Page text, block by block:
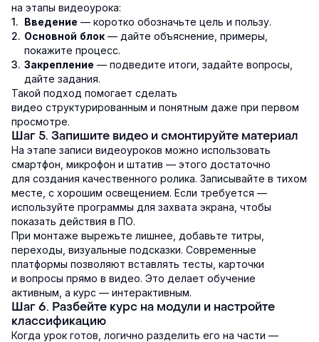
на этапы видеоурока:
Введение — коротко обозначьте цель и пользу.
Основной блок — дайте объяснение, примеры,
покажите процесс.
Закрепление — подведите итоги, задайте вопросы,
дайте задания.
Такой подход помогает сделать
видео структурированным и понятным даже при первом
просмотре.
Шаг 5. Запишите видео и смонтируйте материал
На этапе записи видеоуроков можно использовать
смартфон, микрофон и штатив — этого достаточно
для создания качественного ролика. Записывайте в тихом
месте, с хорошим освещением. Если требуется —
используйте программы для захвата экрана, чтобы
показать действия в ПО.
При монтаже вырежьте лишнее, добавьте титры,
переходы, визуальные подсказки. Современные
платформы позволяют вставлять тесты, карточки
и вопросы прямо в видео. Это делает обучение
активным, а курс — интерактивным.
Шаг 6. Разбейте курс на модули и настройте
классификацию
Когда урок готов, логично разделить его на части —